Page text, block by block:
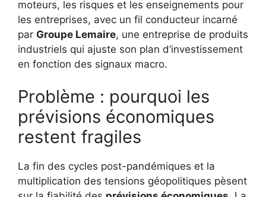
moteurs, les risques et les enseignements pour
les entreprises, avec un fil conducteur incarné
par Groupe Lemaire, une entreprise de produits
industriels qui ajuste son plan d’investissement
en fonction des signaux macro.
Problème : pourquoi les
prévisions économiques
restent fragiles
La fin des cycles post-pandémiques et la
multiplication des tensions géopolitiques pèsent